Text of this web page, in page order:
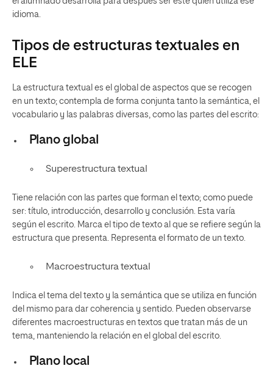
idioma.
Tipos de estructuras textuales en
ELE
La estructura textual es el global de aspectos que se recogen
en un texto; contempla de forma conjunta tanto la semántica, el
vocabulario y las palabras diversas, como las partes del escrito:
Plano global
Superestructura textual
Tiene relación con las partes que forman el texto; como puede
ser: título, introducción, desarrollo y conclusión. Esta varía
según el escrito. Marca el tipo de texto al que se refiere según la
estructura que presenta. Representa el formato de un texto.
Macroestructura textual
Indica el tema del texto y la semántica que se utiliza en función
del mismo para dar coherencia y sentido. Pueden observarse
diferentes macroestructuras en textos que tratan más de un
tema, manteniendo la relación en el global del escrito.
Plano local